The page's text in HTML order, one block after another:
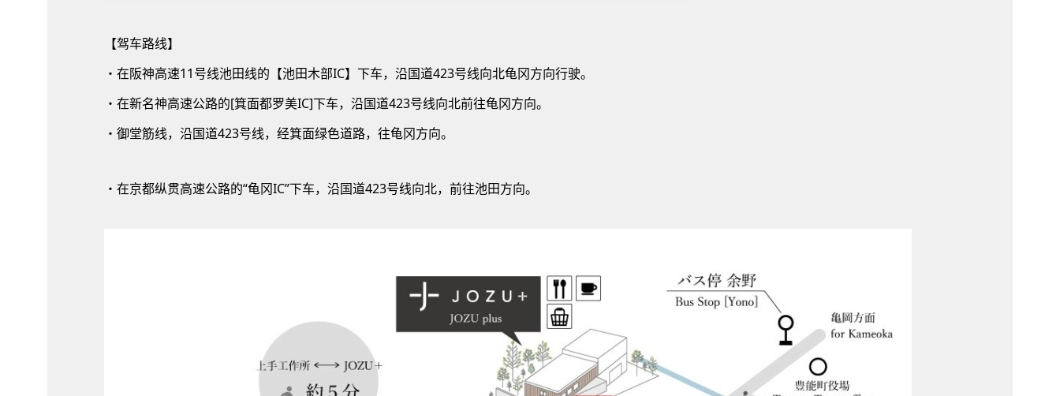
【驾车路线】
・在阪神高速11号线池田线的【池田木部IC】下车，沿国道423号线向北龟冈方向行驶。
・在新名神高速公路的[箕面都罗美IC]下车，沿国道423号线向北前往龟冈方向。
・御堂筋线，沿国道423号线，经箕面绿色道路，往龟冈方向。
・在京都纵贯高速公路的“龟冈IC”下车，沿国道423号线向北，前往池田方向。